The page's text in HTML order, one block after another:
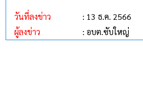
วันที่ลงข่าว
: 13 ธ.ค. 2566
ผู้ลงข่าว
: อบต.ซับใหญ่